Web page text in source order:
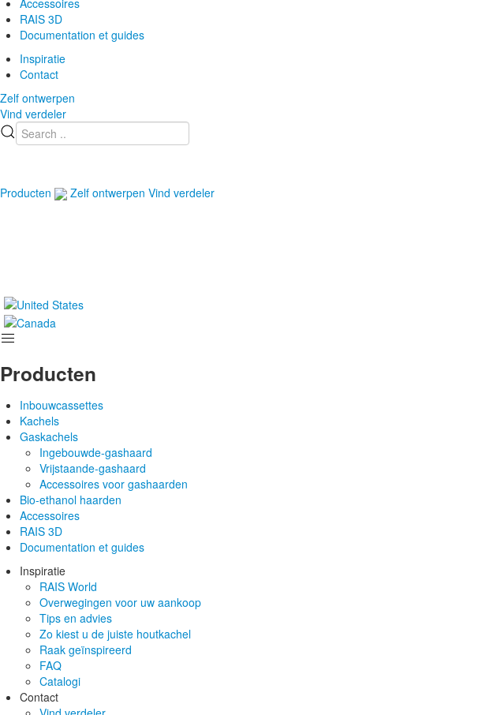
RAIS 3D
Documentation et guides
Inspiratie
Contact
Zelf ontwerpen
Vind verdeler
Producten Zelf ontwerpen Vind verdeler
Producten
Inbouwcassettes
Kachels
Gaskachels
Ingebouwde-gashaard
Vrijstaande-gashaard
Accessoires voor gashaarden
Bio-ethanol haarden
Accessoires
RAIS 3D
Documentation et guides
Inspiratie
RAIS World
Overwegingen voor uw aankoop
Tips en advies
Zo kiest u de juiste houtkachel
Raak geïnspireerd
FAQ
Catalogi
Contact